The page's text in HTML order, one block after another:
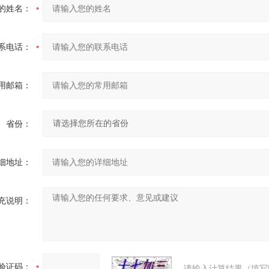
姓名：
电话：
邮箱：
省份：
地址：
说明：
证码：